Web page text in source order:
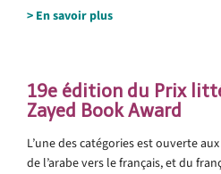
> En savoir plus
19e édition du Prix
Zayed Book Award
L’une des catégories est ouverte
de l’arabe vers le français, et du